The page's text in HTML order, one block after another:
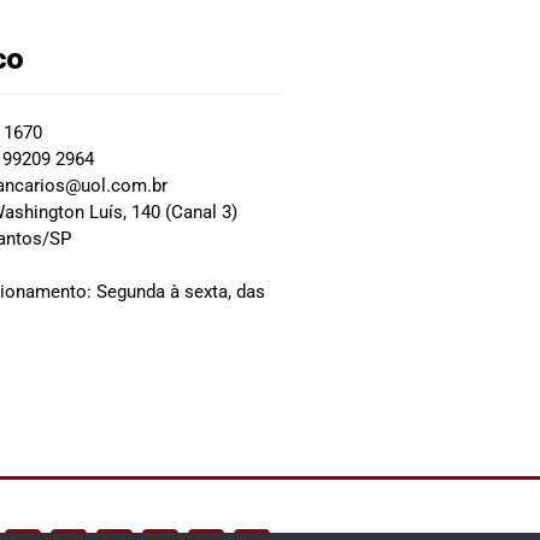
2964
Luís, 140 (Canal 3)
SP
Segunda à sexta, das